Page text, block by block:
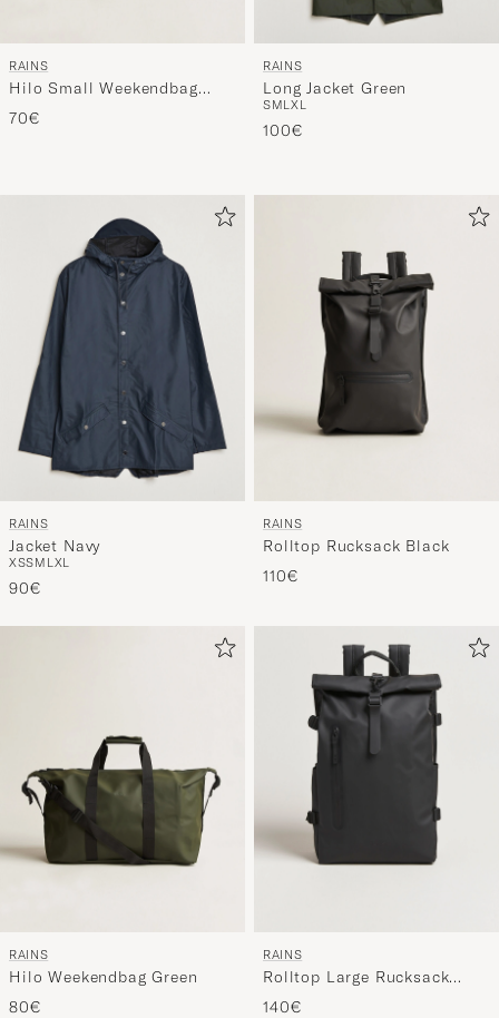
RAINS
Hilo Small Weekendbag
Black
70€
RAINS
Long Jacket Green
SMLXL
100€
RAINS
Jacket Navy
XSSM L XL
90€
RAINS
Rolltop Rucksack Black
110€
RAINS
Hilo Weekendbag Green
80€
RAINS
Rolltop Large Rucksack
Black
140€